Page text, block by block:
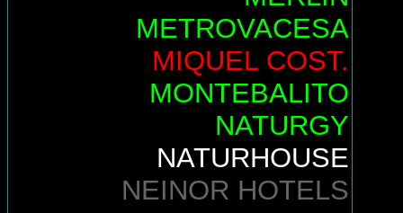
METROVACESA
MIQUEL COST.
MONTEBALITO
NATURGY
NATURHOUSE
NEINOR HOTELS